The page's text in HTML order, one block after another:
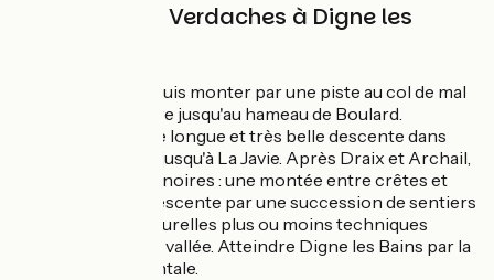
L'Itinéraire de Verdaches à Digne les
Traverser le Bès puis monter par une piste au col de mal
Hiver et poursuivre jusqu'au hameau de Boulard.
Continuer sur une longue et très belle descente dans
des terres noires jusqu'à La Javie. Après Draix et Archail,
le spot des terres noires : une montée entre crêtes et
talweg puis une descente par une succession de sentiers
et de marches naturelles plus ou moins techniques
jusqu'au fond de la vallée. Atteindre Digne les Bains par la
route départementale.